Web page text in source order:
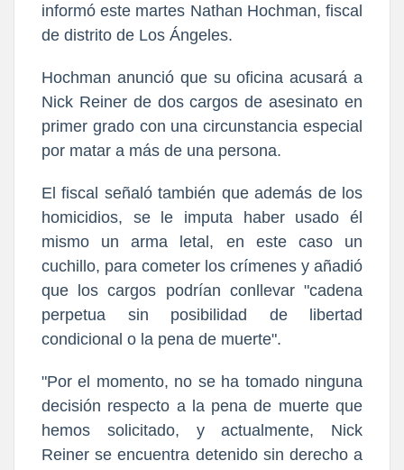
informó este martes Nathan Hochman, fiscal
de distrito de Los Ángeles.
Hochman anunció que su oficina acusará a
Nick Reiner de dos cargos de asesinato en
primer grado con una circunstancia especial
por matar a más de una persona.
El fiscal señaló también que además de los
homicidios, se le imputa haber usado él
mismo un arma letal, en este caso un
cuchillo, para cometer los crímenes y añadió
que los cargos podrían conllevar "cadena
perpetua sin posibilidad de libertad
condicional o la pena de muerte".
"Por el momento, no se ha tomado ninguna
decisión respecto a la pena de muerte que
hemos solicitado, y actualmente, Nick
Reiner se encuentra detenido sin derecho a